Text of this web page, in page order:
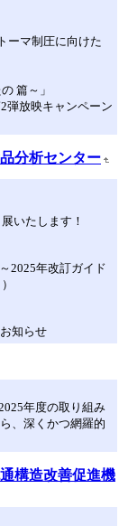
ーマ制圧に向けた
篇～」
弾放映キャンペーン
分析センター
いたします！
2025年改訂ガイド
知らせ
年度の取り組み
、深くかつ網羅的
構造改善促進機